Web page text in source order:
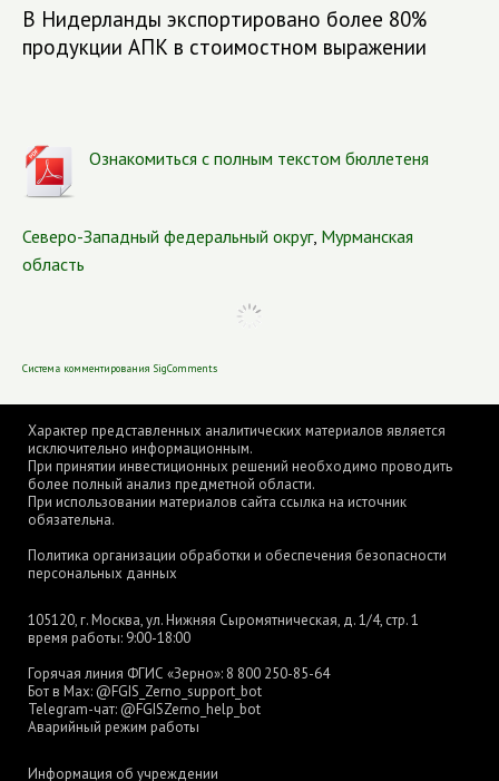
В Нидерланды экспортировано более 80%
продукции АПК в стоимостном выражении
Ознакомиться с полным текстом бюллетеня
Северо-Западный федеральный округ, Мурманская
область
Система комментирования SigComments
Характер представленных аналитических материалов является
исключительно информационным.
При принятии инвестиционных решений необходимо проводить
более полный анализ предметной области.
При использовании материалов сайта ссылка на источник
обязательна.
Политика организации обработки и обеспечения безопасности
персональных данных
105120, г. Москва, ул. Нижняя Сыромятническая, д. 1/4, стр. 1
время работы: 9:00-18:00
Горячая линия ФГИС «Зерно»: 8 800 250-85-64
Бот в Max: @FGIS_Zerno_support_bot
Telegram-чат: @FGISZerno_help_bot
Аварийный режим работы
Информация об учреждении